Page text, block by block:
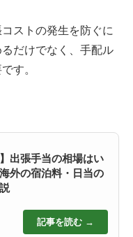
ストの発生を防ぐに
だけでなく、手配ル
す。
出張手当の相場はい
外の宿泊料・日当の
記事を読む →